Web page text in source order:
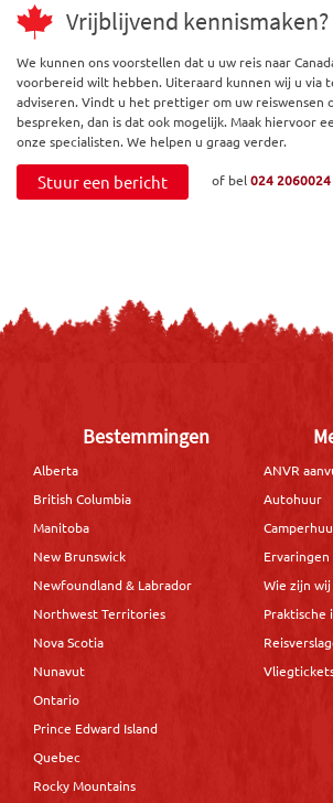
Vrijblijvend kennismaken?
We kunnen ons voorstellen dat u uw reis naar
voorbereid wilt hebben. Uiteraard kunnen wij u via
adviseren. Vindt u het prettiger om uw reiswensen
bespreken, dan is dat ook mogelijk. Maak hiervoor
onze specialisten. We helpen u graag verder.
Stuur een bericht of bel024 2060024
Bestemmingen
Alberta
British Columbia
Manitoba
New Brunswick
Newfoundland & Labrador
Northwest Territories
Nova Scotia
Nunavut
Ontario
Prince Edward Island
Quebec
Rocky Mountains
ANVR
Autohuur
Ervaringen
Wie zijn wij
Praktische